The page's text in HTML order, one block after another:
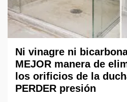
Ni vinagre ni
MEJOR manera de
los orificios de la
PERDER presión